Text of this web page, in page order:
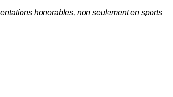
honorables, non seulement en sports